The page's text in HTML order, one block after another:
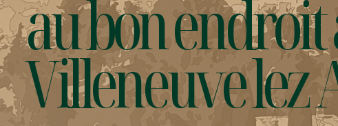
au bon endroit
Villeneuve lez